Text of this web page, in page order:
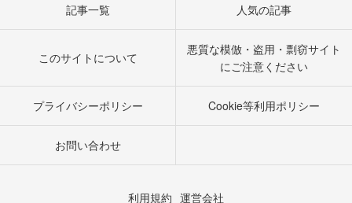
記事一覧 人気の記事
このサイトについて
悪質な模倣・盗用・剽窃サイト
にご注意ください
プライバシーポリシー Cookie等利用ポリシー
お問い合わせ
利用規約 運営会社